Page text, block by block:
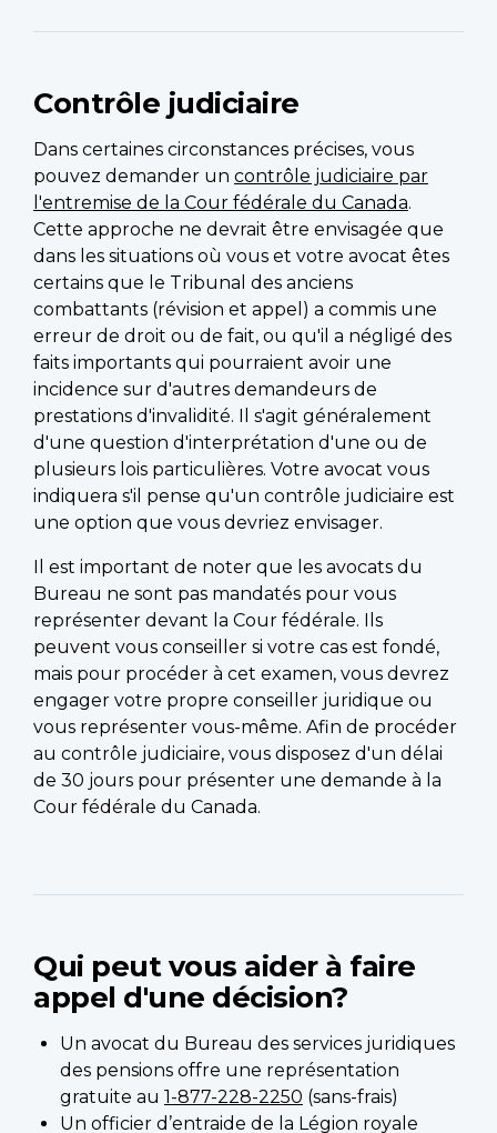
Contrôle judiciaire
Dans certaines circonstances précises, vous
pouvez demander un contrôle judiciaire par
l'entremise de la Cour fédérale du Canada.
Cette approche ne devrait être envisagée que
dans les situations où vous et votre avocat êtes
certains que le Tribunal des anciens
combattants (révision et appel) a commis une
erreur de droit ou de fait, ou qu'il a négligé des
faits importants qui pourraient avoir une
incidence sur d'autres demandeurs de
prestations d'invalidité. Il s'agit généralement
d'une question d'interprétation d'une ou de
plusieurs lois particulières. Votre avocat vous
indiquera s'il pense qu'un contrôle judiciaire est
une option que vous devriez envisager.
Il est important de noter que les avocats du
Bureau ne sont pas mandatés pour vous
représenter devant la Cour fédérale. Ils
peuvent vous conseiller si votre cas est fondé,
mais pour procéder à cet examen, vous devrez
engager votre propre conseiller juridique ou
vous représenter vous-même. Afin de procéder
au contrôle judiciaire, vous disposez d'un délai
de 30 jours pour présenter une demande à la
Cour fédérale du Canada.
Qui peut vous aider à faire
appel d'une décision?
Un avocat du Bureau des services juridiques
des pensions offre une représentation
gratuite au 1-877-228-2250 (sans-frais)
Un officier d’entraide de la Légion royale